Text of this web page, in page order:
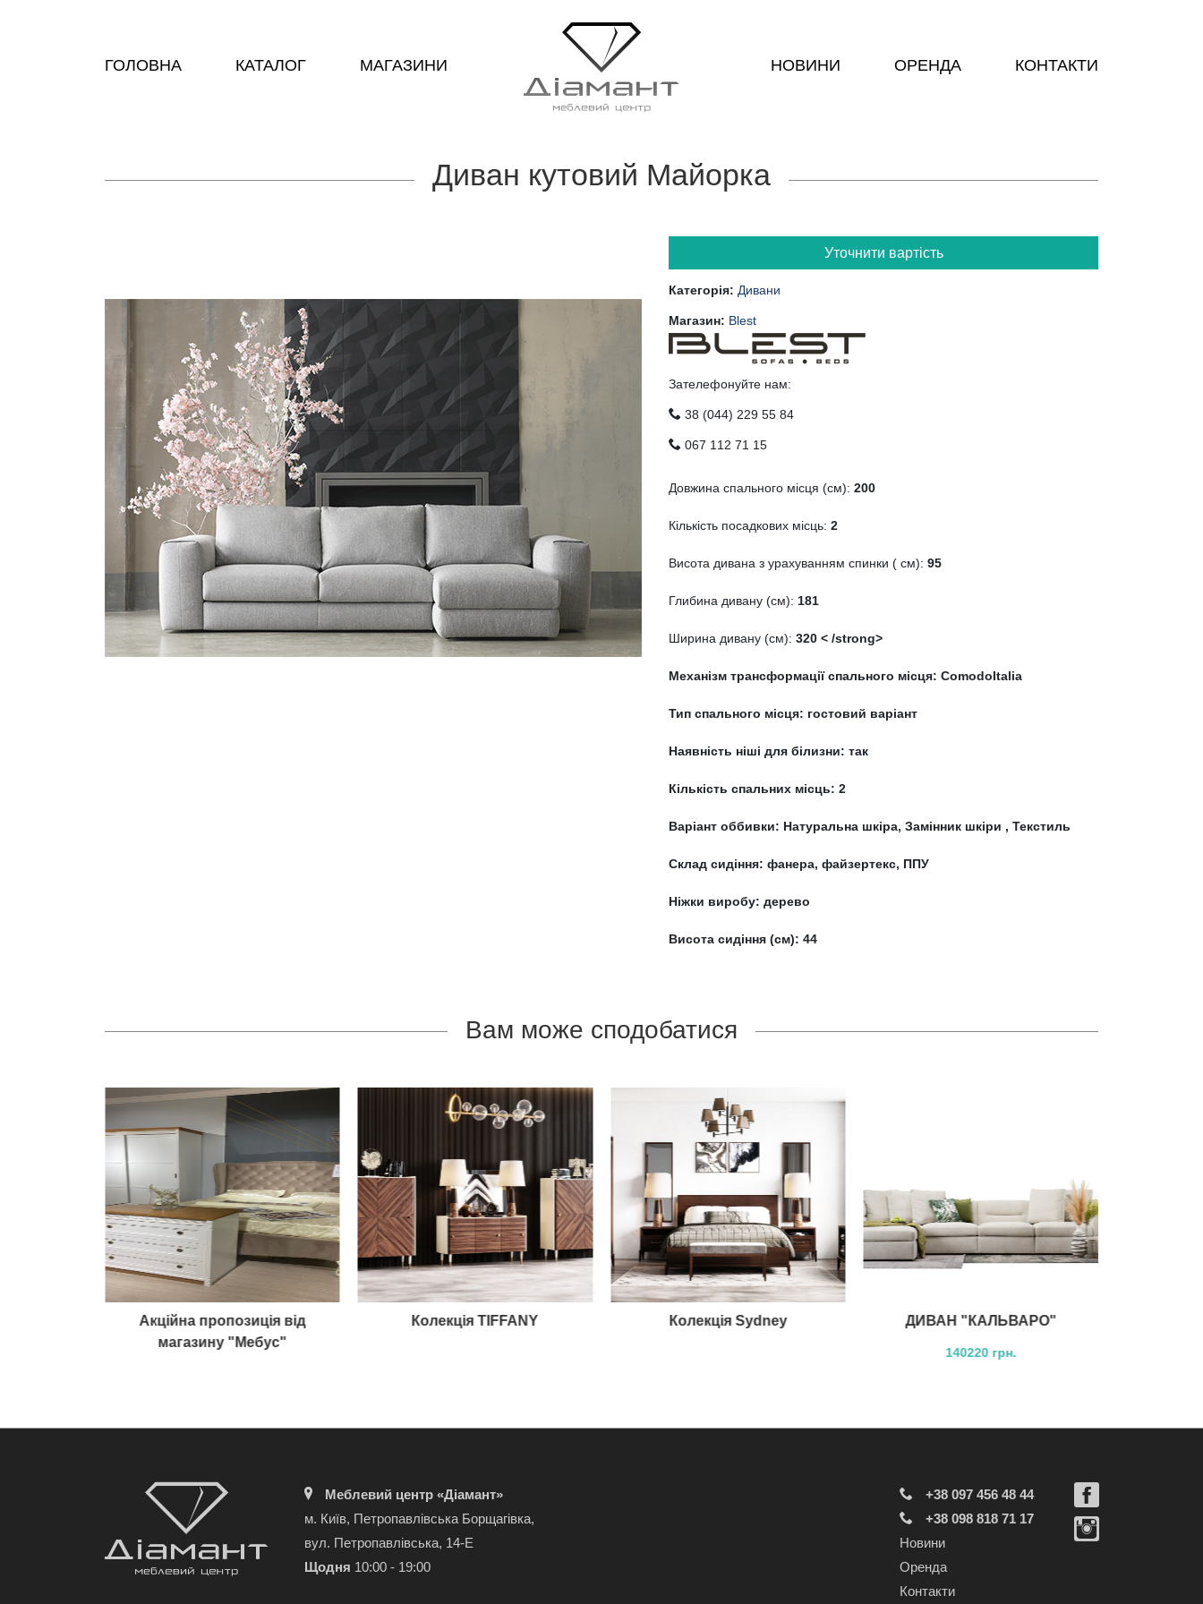
ГОЛОВНА КАТАЛОГ МАГАЗИНИ НОВИНИ ОРЕНДА КОНТАКТИ
Диван кутовий Майорка
Уточнити вартість
Категорія: Дивани
Магазин: Blest
Зателефонуйте нам:
38 (044) 229 55 84
067 112 71 15
Довжина спального місця (см): 200
Кількість посадкових місць: 2
Висота дивана з урахуванням спинки ( см): 95
Глибина дивану (см): 181
Ширина дивану (см): 320 < /strong>
Механізм трансформації спального місця: ComodoItalia
Тип спального місця: гостовий варіант
Наявність ніші для білизни: так
Кількість спальних місць: 2
Варіант оббивки: Натуральна шкіра, Замінник шкіри , Текстиль
Склад сидіння: фанера, файзертекс, ППУ
Ніжки виробу: дерево
Висота сидіння (см): 44
Вам може сподобатися
Акційна пропозиція від
магазину "Мебус"
Колекція TIFFANY Колекція Sydney ДИВАН "КАЛЬВАРО"
140220 грн.
Меблевий центр «Діамант»
м. Київ, Петропавлівська Борщагівка,
вул. Петропавлівська, 14-Е
Щодня 10:00 - 19:00
+38 097 456 48 44
+38 098 818 71 17
Новини
Оренда
Контакти